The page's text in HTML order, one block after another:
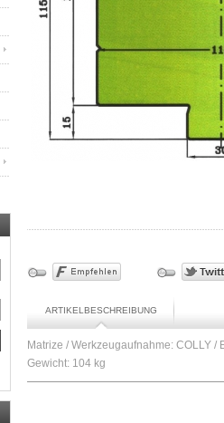
ARTIKELBESCHREIBUNG
Matrize / Werkzeugaufnahme: COLLY
Gewicht: 104 kg